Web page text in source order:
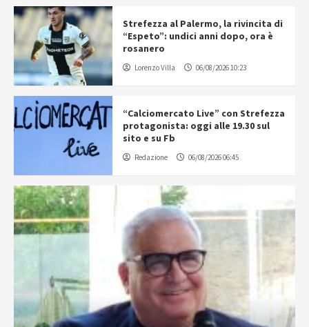
Strefezza al Palermo, la rivincita di
“Espeto”: undici anni dopo, ora è
rosanero
Lorenzo Villa 06/08/2026 10:23
“Calciomercato Live” con Strefezza
protagonista: oggi alle 19.30 sul
sito e su Fb
Redazione 06/08/2026 06:45